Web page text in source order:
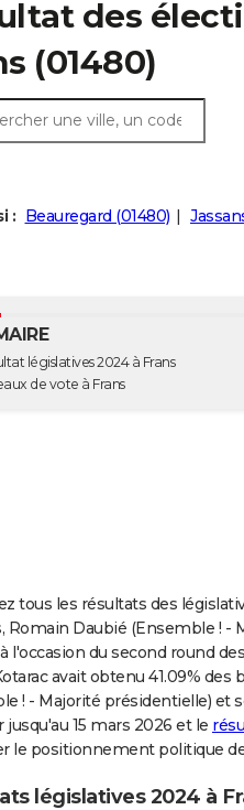
des
(01480)
: Beauregard (01480)
législatives 2024 à Frans
Bureaux de vote à Frans
tous les résultats des
Romain Daubié (Ensemble ! -
l'occasion du second round
avait obtenu 41.09%
! - Majorité présidentielle) et
15 mars 2026 et le
le positionnement politique
législatives 2024 à